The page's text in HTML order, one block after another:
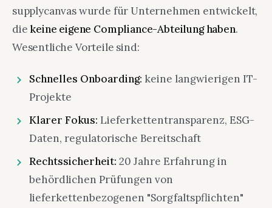
supplycanvas wurde für Unternehmen entwickelt,
diekeine eigene Compliance-Abteilung haben.
Wesentliche Vorteile sind:
Schnelles Onboarding: keine langwierigen IT-
Projekte
Klarer Fokus: Lieferkettentransparenz, ESG-
Daten, regulatorische Bereitschaft
Rechtssicherheit: 20 Jahre Erfahrung in
behördlichen Prüfungen von
lieferkettenbezogenen "Sorgfaltspflichten"